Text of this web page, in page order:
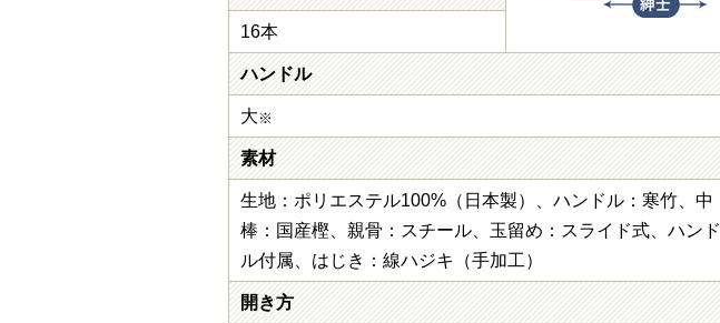
16本
ハンドル
大※
素材
生地：ポリエステル100%（日本製）、ハンドル：寒竹、中
棒：国産樫、親骨：スチール、玉留め：スライド式、ハンド
ル付属、はじき：線ハジキ（手加工）
開き方